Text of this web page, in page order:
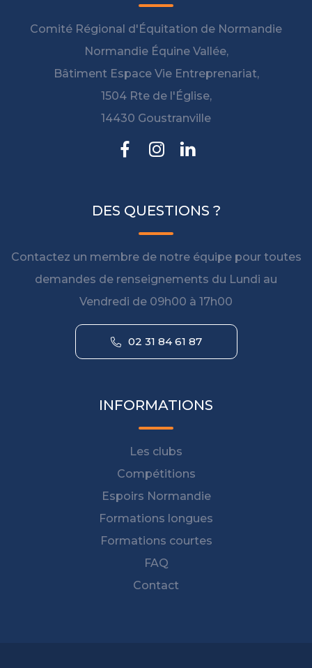
Comité Régional d'Équitation de Normandie
Normandie Équine Vallée,
Bâtiment Espace Vie Entreprenariat,
1504 Rte de l'Église,
14430 Goustranville
DES QUESTIONS ?
Contactez un membre de notre équipe pour toutes
demandes de renseignements du Lundi au
Vendredi de 09h00 à 17h00
02 31 84 61 87
INFORMATIONS
Les clubs
Compétitions
Espoirs Normandie
Formations longues
Formations courtes
FAQ
Contact